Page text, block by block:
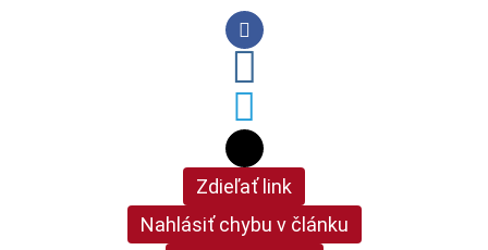
Zdieľať link
Nahlásiť chybu v článku